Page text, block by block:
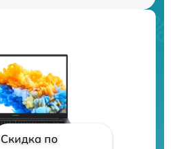
Скидка по